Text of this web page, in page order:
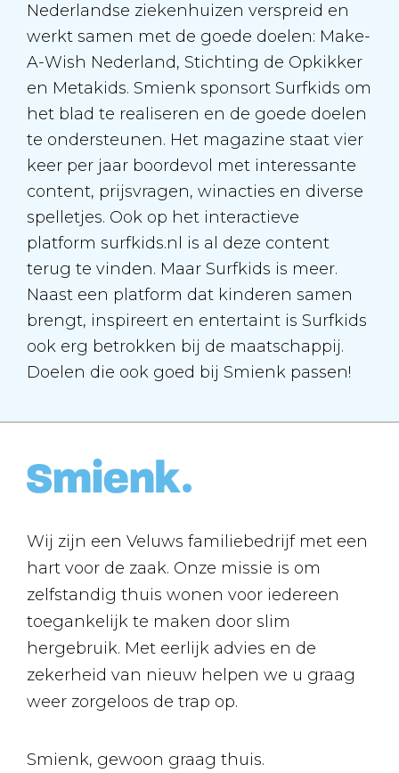
Nederlandse ziekenhuizen verspreid en
werkt samen met de goede doelen: Make-
A-Wish Nederland, Stichting de Opkikker
en Metakids. Smienk sponsort Surfkids om
het blad te realiseren en de goede doelen
te ondersteunen. Het magazine staat vier
keer per jaar boordevol met interessante
content, prijsvragen, winacties en diverse
spelletjes. Ook op het interactieve
platform surfkids.nl is al deze content
terug te vinden. Maar Surfkids is meer.
Naast een platform dat kinderen samen
brengt, inspireert en entertaint is Surfkids
ook erg betrokken bij de maatschappij.
Doelen die ook goed bij Smienk passen!
Wij zijn een Veluws familiebedrijf met een
hart voor de zaak. Onze missie is om
zelfstandig thuis wonen voor iedereen
toegankelijk te maken door slim
hergebruik. Met eerlijk advies en de
zekerheid van nieuw helpen we u graag
weer zorgeloos de trap op.
Smienk, gewoon graag thuis.